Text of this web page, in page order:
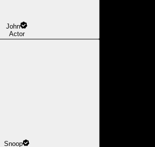
John
Actor
Snoop